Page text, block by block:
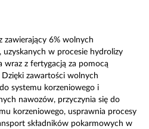
zawierający 6% wolnych
w procesie hydrolizy
wraz z fertygacją za pomocą
zawartości wolnych
systemu korzeniowego i
nawozów, przyczynia się do
korzeniowego, usprawnia procesy
składników pokarmowych w